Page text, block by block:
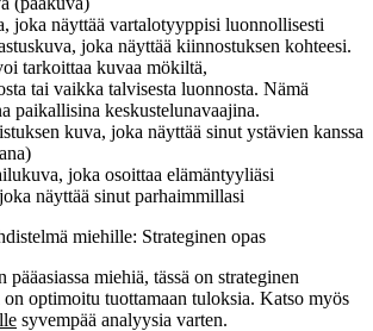
, joka näyttää vartalotyyppisi luonnollisesti
, joka näyttää kiinnostuksen kohteesi.
tarkoittaa kuvaa mökiltä,
tai vaikka talvisesta luonnosta. Nämä
paikallisina keskustelunavaajina.
kuva, joka näyttää sinut ystävien kanssa
, joka osoittaa elämäntyyliäsi
näyttää sinut parhaimmillasi
miehille: Strateginen opas
miehiä, tässä on strateginen
on optimoitu tuottamaan tuloksia. Katso myös
syvempää analyysia varten.